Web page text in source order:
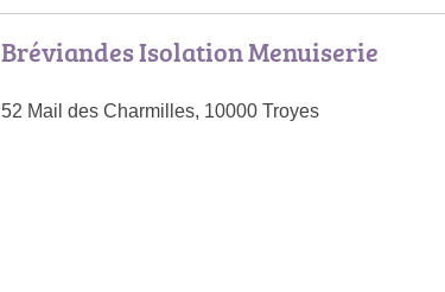
Bréviandes Isolation Menuiserie
52 Mail des Charmilles, 10000 Troyes